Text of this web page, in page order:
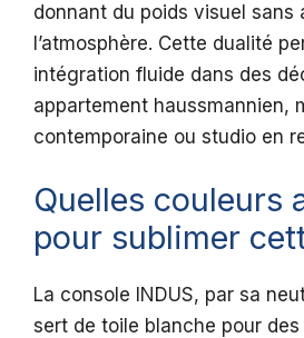
donnant du poids visuel sans
l’atmosphère. Cette dualité
intégration fluide dans des
appartement haussmannien,
contemporaine ou studio en
Quelles couleurs
pour sublimer
La console INDUS, par sa
sert de toile blanche pour